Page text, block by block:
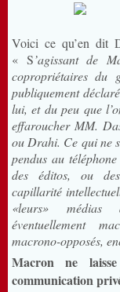
Voici ce qu’en dit
« S’agissant de
copropriétaires du
publiquement
lui, et du peu que
effaroucher MM.
ou Drahi. Ce qui ne
pendus au
des éditos, ou
capillarité
«leurs» médias
éventuellement
macrono-opposés,
Macron ne
communication